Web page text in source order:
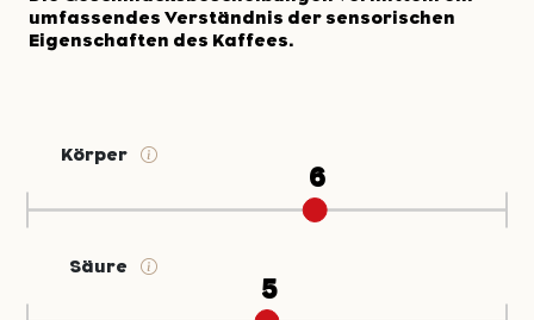
umfassendes Verständnis der sensorischen
Eigenschaften des Kaffees.
Körper
Säure